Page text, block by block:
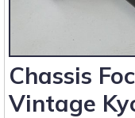
Chassis
Vintage